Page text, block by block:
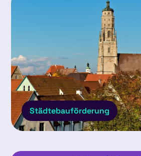
Städtebauförderung